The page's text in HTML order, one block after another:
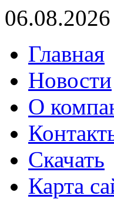
06.08.2026
Главная
Новости
О
Скачать
Карта